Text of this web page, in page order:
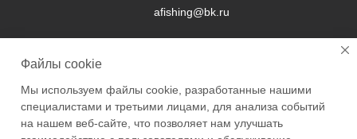
afishing@bk.ru
Файлы cookie
Мы используем файлы cookie, разработанные нашими
специалистами и третьими лицами, для анализа событий
на нашем веб-сайте, что позволяет нам улучшать